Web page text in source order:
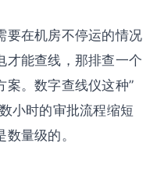
要在机房不停运的情况
才能查线，那排查一个
案。数字查线仪这种”
小时的审批流程缩短
量级的。